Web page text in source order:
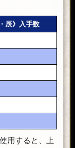
辰》入手数
用すると、上